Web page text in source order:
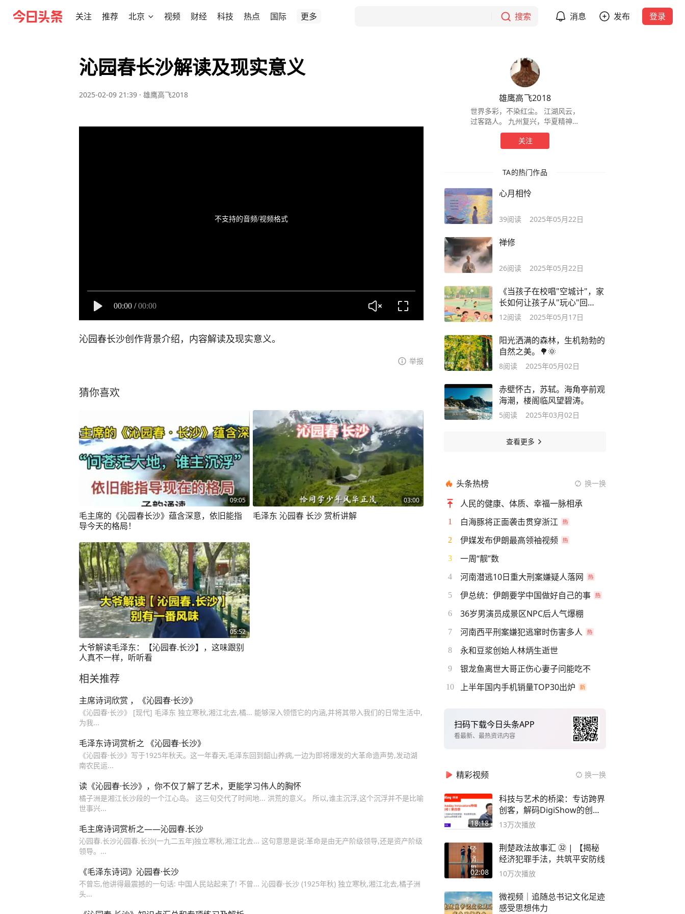
关注 推荐 北京 视频 财经 科技 热点 国际 更多 搜索 消息 发布 登录
沁园春长沙解读及现实意义
2025-02-09 21:39 · 雄鹰高飞2018
不支持的音频/视频格式
00:00 / 00:00
沁园春长沙创作背景介绍，内容解读及现实意义。
举报
猜你喜欢
09:05
毛主席的《沁园春长沙》蕴含深意，依旧能指
导今天的格局！
03:00
毛泽东 沁园春 长沙 赏析讲解
05:52
大爷解读毛泽东：【沁园春.长沙】，这味跟别
人真不一样，听听看
相关推荐
主席诗词欣赏 ，《沁园春·长沙》
《沁园春·长沙》 [现代] 毛泽东 独立寒秋,湘江北去,橘... 能够深入领悟它的内涵,并将其带入我们的日常生活中,
为我...
毛泽东诗词赏析之 《沁园春·长沙》
《沁园春·长沙》写于1925年秋天。这一年春天,毛泽东回到韶山养病,一边为即将爆发的大革命造声势,发动湖
南农民运...
读《沁园春·长沙》，你不仅了解了艺术，更能学习伟人的胸怀
橘子洲是湘江长沙段的一个江心岛。 这三句交代了时间地... 洪荒的意义。 所以,谁主沉浮,这个沉浮并不是比喻
世事兴...
毛主席诗词赏析之——沁园春.长沙
沁园春.长沙沁园春.长沙(一九二五年)独立寒秋,湘江北去... 这句意思是说:革命是由无产阶级领导,还是资产阶级
领导。...
《毛泽东诗词》沁园春·长沙
不曾忘,他讲得最震撼的一句话: 中国人民站起来了! 不曾... 沁园春·长沙 (1925年秋) 独立寒秋,湘江北去,橘子洲
头...
雄鹰高飞2018
世界多彩，不染红尘。 江湖风云，
过客路人。 九州复兴，华夏精神。
诗词歌赋，浅唱低吟。
关注
TA的热门作品
心月相怜
39阅读 2025年05月22日
禅修
26阅读 2025年05月22日
《当孩子在校唱"空城计"，家
长如何让孩子从"玩心"回
到"学心"？》
12阅读 2025年05月17日
阳光洒满的森林，生机勃勃的
自然之美。🌳🌞
8阅读 2025年05月02日
赤壁怀古，苏轼。海角亭前观
海潮，楼阁临风望碧涛。
5阅读 2025年03月02日
查看更多
头条热榜 换一换
人民的健康、体质、幸福一脉相承
1 白海豚将正面袭击贯穿浙江
2 伊媒发布伊朗最高领袖视频
3 一周“靓”数
4 河南潜逃10日重大刑案嫌疑人落网
5 伊总统：伊朗要学中国做好自己的事
6 36岁男演员成景区NPC后人气爆棚
7 河南西平刑案嫌犯逃窜时伤害多人
8 永和豆浆创始人林炳生逝世
9 银龙鱼离世大哥正伤心妻子问能吃不
10 上半年国内手机销量TOP30出炉
扫码下载今日头条APP
看最新、最热资讯内容
精彩视频 换一换
18:18
科技与艺术的桥梁：专访跨界
创客，解码DigiShow的创新
之路
13万次播放
02:08
荆楚政法故事汇 ㉜ | 【揭秘
经济犯罪手法，共筑平安防线
10万次播放
微视频｜追随总书记文化足迹
感受思想伟力